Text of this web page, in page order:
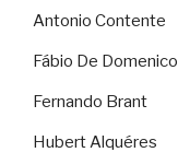
Antonio Contente
Fábio De Domenico
Fernando Brant
Hubert Alquéres